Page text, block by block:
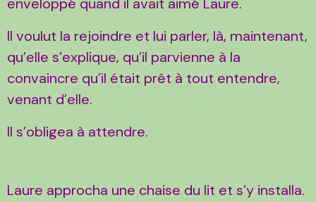
Il voulut la rejoindre et lui parler, là, maintenant,
qu’elle s’explique, qu’il parvienne à la
convaincre qu’il était prêt à tout entendre,
venant d’elle.
Il s’obligea à attendre.
Laure approcha une chaise du lit et s’y installa.